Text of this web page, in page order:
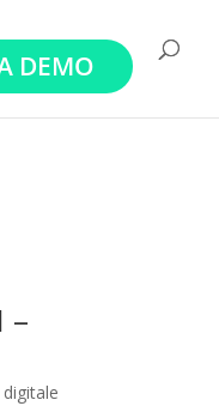
DEMO
–